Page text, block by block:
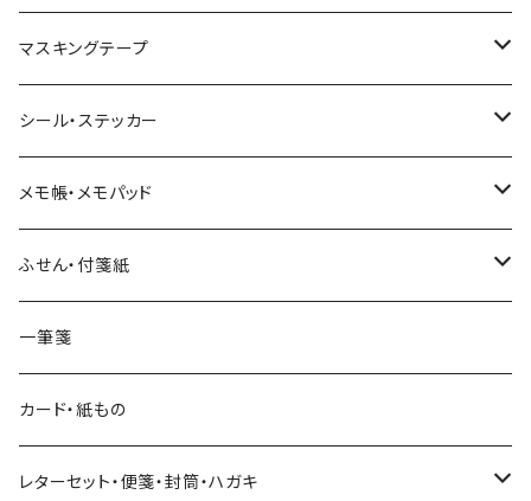
マスキングテープ
ヨハク
和紙
透明クリア
Hutte paper works （プロペラスタジオ）
ネクタイ
透明クリアテープ
柄・モチーフで選ぶ（マステ）
いちご・ストロベリー
マインドウェイブ
シール・ステッカー
フレークシール
パピアプラッツ（作家もの）
ヨハク
ステッカーシール
マインドウェイブ
田村美紀
立体シール
メモ帳・メモパッド
ヨハク
HUTTE PAPER WORKS
表現社（作家もの）
星燈社
ふせん・付箋紙
ヨハク
HUTTE PAPER WORKS
古川紙工
一筆箋
カード・紙もの
レターセット・便箋・封筒・ハガキ